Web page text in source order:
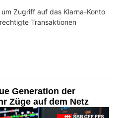
Zugriff auf das Klarna-Konto
Transaktionen
Generation der
Züge auf dem Netz